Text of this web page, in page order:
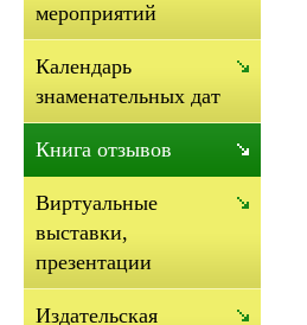
мероприятий
Календарь
знаменательных дат
Книга отзывов
Виртуальные
выставки,
презентации
Издательская